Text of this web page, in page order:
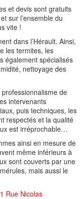
et devis sont gratuits
sur l’ensemble du
vite !
dans l’Hérault. Ainsi,
les termites, les
également spécialisés
nettoyage des
de
intervenants
puis techniques, les
respectés et la qualité
est irréprochable…
ainsi en mesure de
même inférieurs à
sont couverts par une
mais aussi le
Rue Nicolas